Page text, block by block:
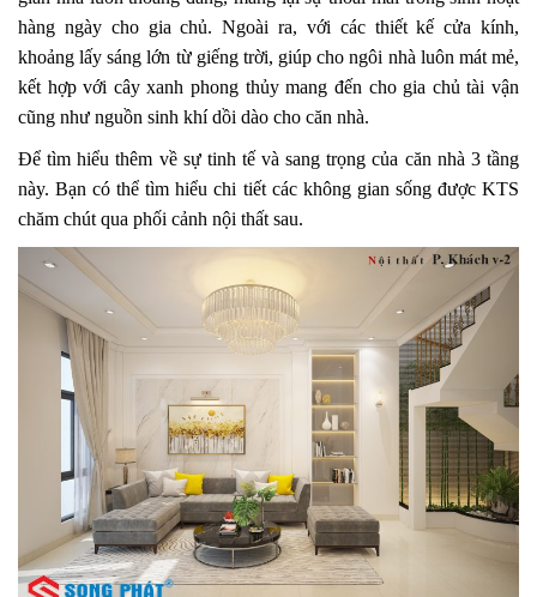
hàng ngày cho gia chủ. Ngoài ra, với các thiết kế cửa kính,
khoảng lấy sáng lớn từ giếng trời, giúp cho ngôi nhà luôn mát mẻ,
kết hợp với cây xanh phong thủy mang đến cho gia chủ tài vận
cũng như nguồn sinh khí dồi dào cho căn nhà.
Để tìm hiểu thêm về sự tinh tế và sang trọng của căn nhà 3 tầng
này. Bạn có thể tìm hiểu chi tiết các không gian sống được KTS
chăm chút qua phối cảnh nội thất sau.